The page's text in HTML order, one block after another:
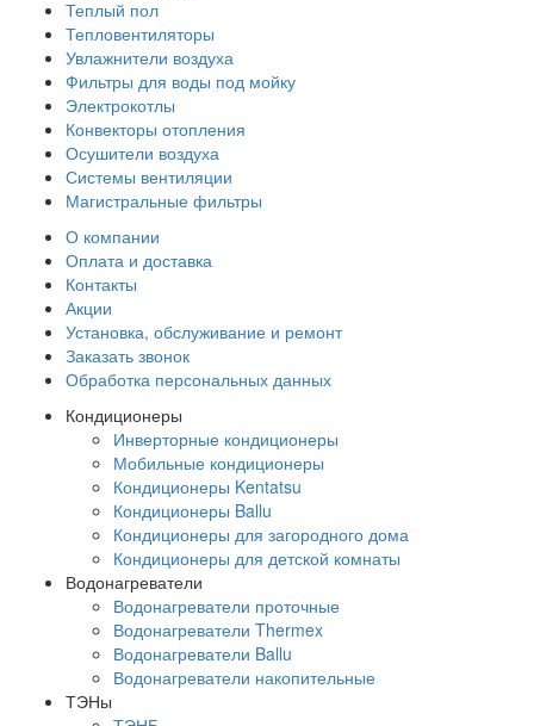
Теплый пол
Тепловентиляторы
Увлажнители воздуха
Фильтры для воды под мойку
Электрокотлы
Конвекторы отопления
Осушители воздуха
Системы вентиляции
Магистральные фильтры
О компании
Оплата и доставка
Контакты
Акции
Установка, обслуживание и ремонт
Заказать звонок
Обработка персональных данных
Кондиционеры
Инверторные кондиционеры
Мобильные кондиционеры
Кондиционеры Kentatsu
Кондиционеры Ballu
Кондиционеры для загородного дома
Кондиционеры для детской комнаты
Водонагреватели
Водонагреватели проточные
Водонагреватели Thermex
Водонагреватели Ballu
Водонагреватели накопительные
ТЭНы